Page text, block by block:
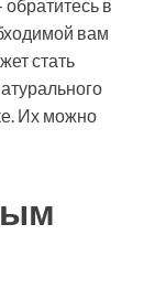
в
вам
стать
Их можно